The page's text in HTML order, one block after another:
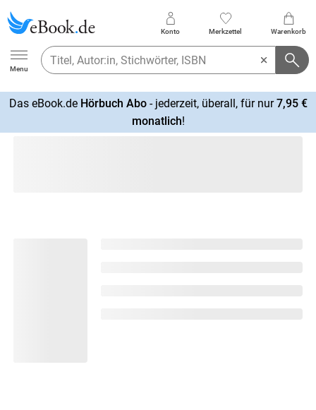
Ebook.de
Menu
Konto Merkzettel Warenkorb
Das eBook.de Hörbuch Abo- jederzeit, überall, für nur7,95 €
monatlich!